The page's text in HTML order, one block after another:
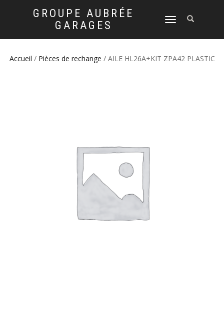
GROUPE AUBRÉE
GARAGES
DÉPLIER
NAVIGATION
Accueil / Pièces de rechange / AILE HL26A+KIT ZPA42 PLASTIC